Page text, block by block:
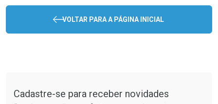
VOLTAR PARA A PÁGINA INICIAL
Cadastre-se para receber novidades